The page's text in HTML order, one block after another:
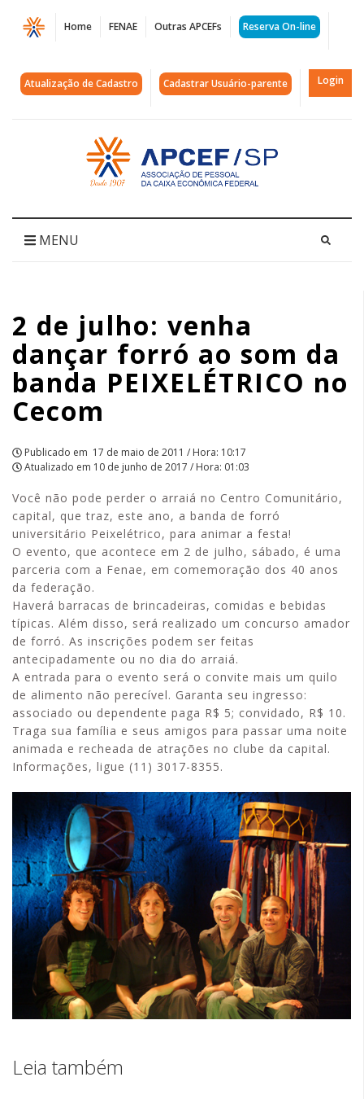
Página
de
dançar
ao
banda
PEIXELÉTRICO
no
Cecom
|
APCEF/SP
Home FENAE Outras APCEFs Reserva On-line
Atualização de Cadastro Cadastrar Usuário-parente Login
Acessar
página
inicial
MENU
2 de julho: venha
dançar forró ao som da
banda PEIXELÉTRICO no
Cecom
Publicado em 17 de maio de 2011 / Hora: 10:17
Atualizado em 10 de junho de 2017 / Hora: 01:03
Você não pode perder o arraiá no Centro Comunitário,
capital, que traz, este ano, a banda de forró
universitário Peixelétrico, para animar a festa!
O evento, que acontece em 2 de julho, sábado, é uma
parceria com a Fenae, em comemoração dos 40 anos
da federação.
Haverá barracas de brincadeiras, comidas e bebidas
típicas. Além disso, será realizado um concurso amador
de forró. As inscrições podem ser feitas
antecipadamente ou no dia do arraiá.
A entrada para o evento será o convite mais um quilo
de alimento não perecível. Garanta seu ingresso:
associado ou dependente paga R$ 5; convidado, R$ 10.
Traga sua família e seus amigos para passar uma noite
animada e recheada de atrações no clube da capital.
Informações, ligue (11) 3017-8355.
Leia também